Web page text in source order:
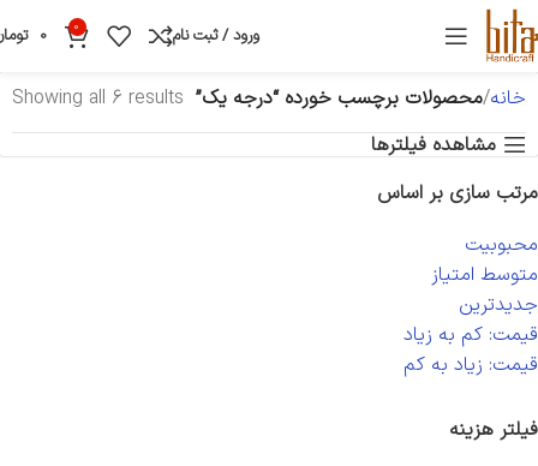
ورود / ثبت نام 0
0
خانه محصولات برچسب خورده “درجه یک” Showing all 6 results
مشاهده فیلترها
مرتب سازی بر اساس
محبوبیت
متوسط امتیاز
جدیدترین
قیمت: کم به زیاد
قیمت: زیاد به کم
فیلتر هزینه